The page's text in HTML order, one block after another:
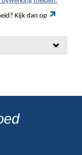
Kijk dan op